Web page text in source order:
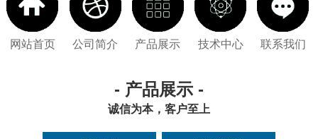
网站首页 公司简介 产品展示 技术中心 联系我们
- 产品展示 -
诚信为本，客户至上